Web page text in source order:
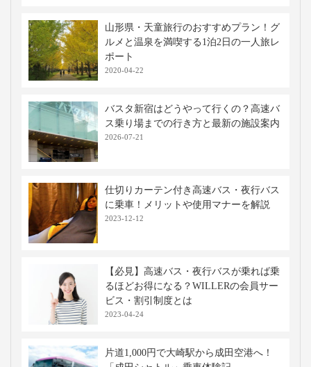
山形県・天童旅行のおすすめプラン！グ
ルメと温泉を満喫する1泊2日の一人旅レ
ポート
2020-04-22
バスタ新宿はどうやって行くの？高速バ
ス乗り場までの行き方と最新の施設案内
2026-07-21
仕切りカーテン付き高速バス・夜行バス
に乗車！メリットや使用マナーを解説
2023-12-12
【必見】高速バス・夜行バスが乗れば乗
るほどお得になる？WILLERの会員サー
ビス・割引制度とは
2023-04-24
片道1,000円で大崎駅から成田空港へ！